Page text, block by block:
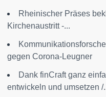
Rheinischer Präses
Kirchenaustritt -...
gegen Corona-Leugner
Dank finCraft ganz
entwickeln und umsetzen /